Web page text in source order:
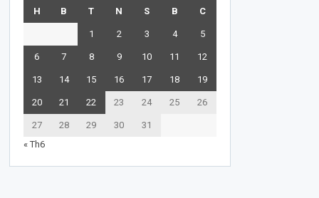
H B T N S B C
1 2 3 4 5
6 7 8 9 10 11 12
13 14 15 16 17 18 19
20 21 22 23 24 25 26
27 28 29 30
31
« Th6